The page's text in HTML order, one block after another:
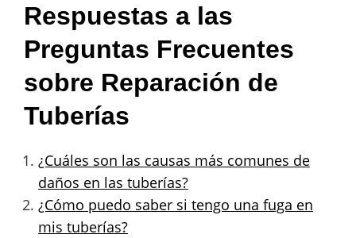
Respuestas a las
Preguntas Frecuentes
sobre Reparación de
Tuberías
¿Cuáles son las causas más comunes de
daños en las tuberías?
¿Cómo puedo saber si tengo una fuga en
mis tuberías?